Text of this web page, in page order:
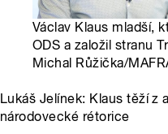
Václav Klaus mladší,
ODS a založil stranu
Michal Růžička/
Lukáš Jelínek: Klaus těží z
národovecké rétorice